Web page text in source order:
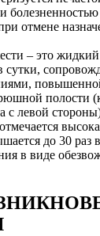
отмене
– это
сутки,
полости
с левой
до 30 раз
в виде